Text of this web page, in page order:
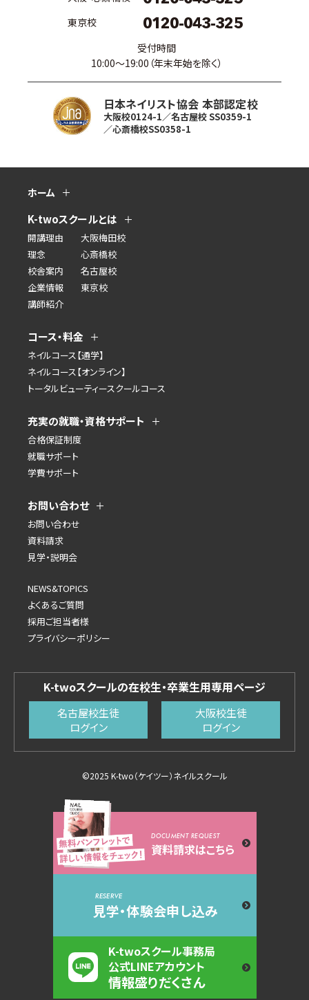
東京校 0120-043-325
受付時間
10:00〜19:00（年末年始を除く）
日本ネイリスト協会 本部認定校
大阪校0124-1／名古屋校 SS0359-1
／心斎橋校SS0358-1
ホーム
K-twoスクールとは
開講理由
理念
校舎案内
企業情報
講師紹介
大阪梅田校
心斎橋校
名古屋校
東京校
コース・料金
ネイルコース【通学】
ネイルコース【オンライン】
トータルビューティースクールコース
お問い合わせ
お問い合わせ
資料請求
見学・説明会
充実の就職・資格サポート
合格保証制度
就職サポート
学費サポート
NEWS&TOPICS
よくあるご質問
採用ご担当者様
プライバシーポリシー
K-twoスクールの在校生・卒業生用専用ページ
名古屋校生徒
ログイン
大阪校生徒
ログイン
©2025 K-two（ケイツー）ネイルスクール
DOCUMENT REQUEST
資料請求はこちら
RESERVE
見学・体験会申し込み
K-twoスクール事務局
公式LINEアカウント
情報盛りだくさん